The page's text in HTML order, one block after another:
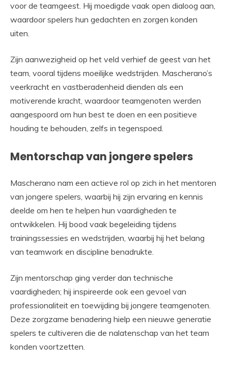
voor de teamgeest. Hij moedigde vaak open dialoog aan,
waardoor spelers hun gedachten en zorgen konden
uiten.
Zijn aanwezigheid op het veld verhief de geest van het
team, vooral tijdens moeilijke wedstrijden. Mascherano’s
veerkracht en vastberadenheid dienden als een
motiverende kracht, waardoor teamgenoten werden
aangespoord om hun best te doen en een positieve
houding te behouden, zelfs in tegenspoed.
Mentorschap van jongere spelers
Mascherano nam een actieve rol op zich in het mentoren
van jongere spelers, waarbij hij zijn ervaring en kennis
deelde om hen te helpen hun vaardigheden te
ontwikkelen. Hij bood vaak begeleiding tijdens
trainingssessies en wedstrijden, waarbij hij het belang
van teamwork en discipline benadrukte.
Zijn mentorschap ging verder dan technische
vaardigheden; hij inspireerde ook een gevoel van
professionaliteit en toewijding bij jongere teamgenoten.
Deze zorgzame benadering hielp een nieuwe generatie
spelers te cultiveren die de nalatenschap van het team
konden voortzetten.